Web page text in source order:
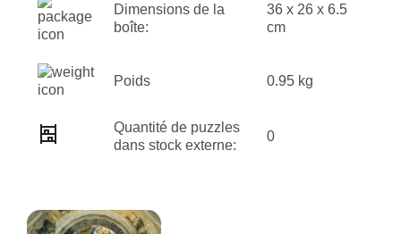
Dimensions de la
boîte:
36 x 26 x 6.5
cm
Poids 0.95 kg
Quantité de puzzles
dans stock externe:
0